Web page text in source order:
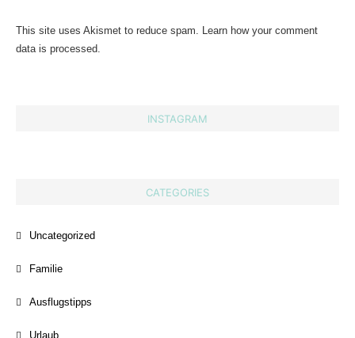
This site uses Akismet to reduce spam. Learn how your comment
data is processed.
INSTAGRAM
CATEGORIES
Uncategorized
Familie
Ausflugstipps
Urlaub